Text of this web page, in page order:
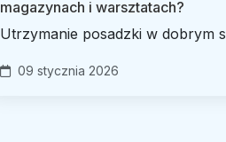
magazynach i warsztatach?
Utrzymanie posadzki w dobrym
09 stycznia 2026